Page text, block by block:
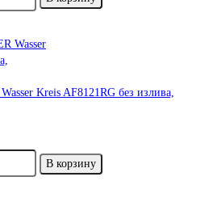
Kreis AF8121RG без излива,
В корзину